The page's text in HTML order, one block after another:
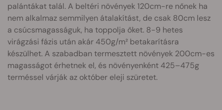
palántákat talál. A beltéri növények 120cm-re nőnek ha
nem alkalmaz semmilyen átalakítást, de csak 80cm lesz
a csúcsmagasságuk, ha toppolja őket. 8-9 hetes
virágzási fázis után akár 450g/m² betakarításra
készülhet. A szabadban termesztett növények 200cm-es
magasságot érhetnek el, és növényenként 425–475g
terméssel várják az október eleji szüretet.